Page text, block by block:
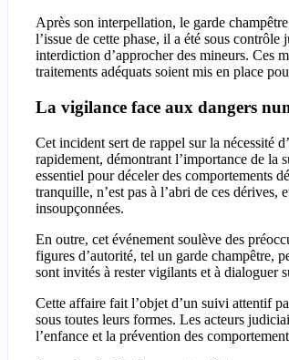
Après son interpellation, le garde
l’issue de cette phase, il a été sous
interdiction d’approcher des mineurs. Ces
traitements adéquats soient mis en place
La vigilance face aux dangers
Cet incident sert de rappel sur la nécessité
rapidement, démontrant l’importance de la
essentiel pour déceler des comportements
tranquille, n’est pas à l’abri de ces
insoupçonnées.
En outre, cet événement soulève des
figures d’autorité, tel un garde champêtre,
sont invités à rester vigilants et à dialoguer
Cette affaire fait l’objet d’un suivi attentif
sous toutes leurs formes. Les acteurs
l’enfance et la prévention des